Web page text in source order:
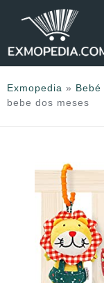
Exmopedia » Bebé
bebe dos meses